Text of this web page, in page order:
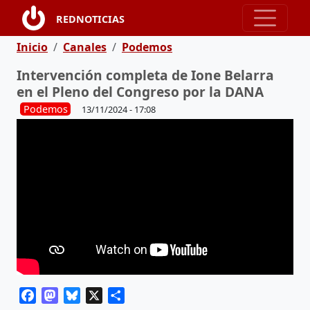
Pasar al contenido principal
REDNOTICIAS
Ruta de navegación
Inicio Canales Podemos
Intervención completa de Ione Belarra
en el Pleno del Congreso por la DANA
Podemos 13/11/2024 - 17:08
FacebookMastodon
Bluesky